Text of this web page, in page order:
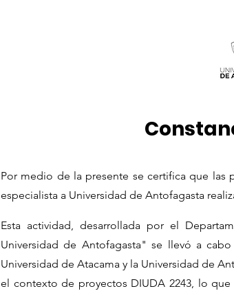
Por medio de la presente se certifica que las
especialista a Universidad de Antofagasta
Esta actividad, desarrollada por el
Universidad de Antofagasta" se llevó a
Universidad de Atacama y la Universidad de
el contexto de proyectos DIUDA 2243, lo